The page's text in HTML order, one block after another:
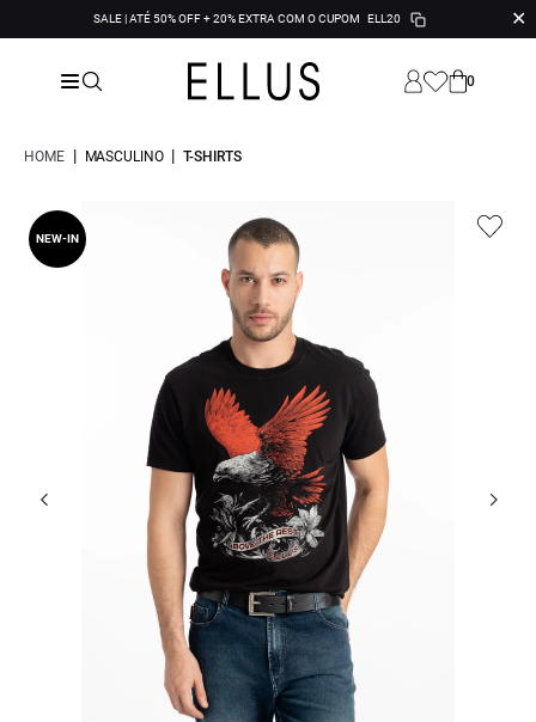
SALE | ATÉ 50% OFF + 20% EXTRA COM O CUPOM ELL20 ✕
0
HOME | MASCULINO | T-SHIRTS
NEW-IN